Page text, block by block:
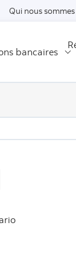
Qui nous sommes
bancaires